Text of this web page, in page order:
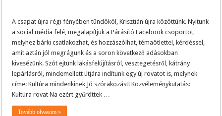
A csapat újra régi fényében tündököl, Krisztián újra közöttünk. Nyitunk
a social média felé, megalapítjuk a Párásító Facebook csoportot,
melyhez bárki csatlakozhat, és hozzászólhat, témaötlettel, kérdéssel,
amit aztán jól megrágunk és a soron következő adásokban
kivesézünk. Szót ejtünk lakásfelújításról, vesztegetésről, kátrány
lepárlásról, mindemellett útjára indítunk egy új rovatot is, melynek
címe: Kultúra mindenkinek Jó szórakozást! Közvéleménykutatás:
Kultúra rovat Na ezért gyűröttek …
Tovább olvasom »